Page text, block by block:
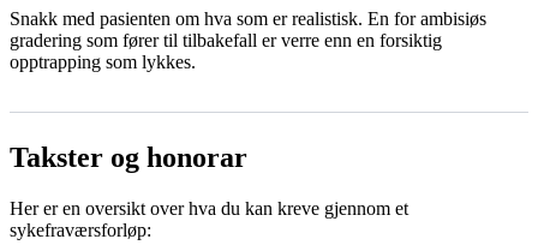
Snakk med pasienten om hva som er realistisk. En for ambisiøs
gradering som fører til tilbakefall er verre enn en forsiktig
opptrapping som lykkes.
Takster og honorar
Her er en oversikt over hva du kan kreve gjennom et
sykefraværsforløp: